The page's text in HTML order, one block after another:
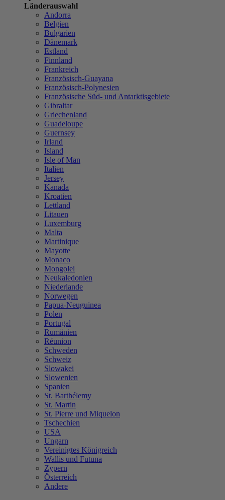
Länderauswahl
Andorra
Belgien
Bulgarien
Dänemark
Estland
Finnland
Frankreich
Französisch-Guayana
Französisch-Polynesien
Französische Süd- und Antarktisgebiete
Gibraltar
Griechenland
Guadeloupe
Guernsey
Irland
Island
Isle of Man
Italien
Jersey
Kanada
Kroatien
Lettland
Litauen
Luxemburg
Malta
Martinique
Mayotte
Monaco
Mongolei
Neukaledonien
Niederlande
Norwegen
Papua-Neuguinea
Polen
Portugal
Rumänien
Réunion
Schweden
Schweiz
Slowakei
Slowenien
Spanien
St. Barthélemy
St. Martin
St. Pierre und Miquelon
Tschechien
USA
Ungarn
Vereinigtes Königreich
Wallis und Futuna
Zypern
Österreich
Andere